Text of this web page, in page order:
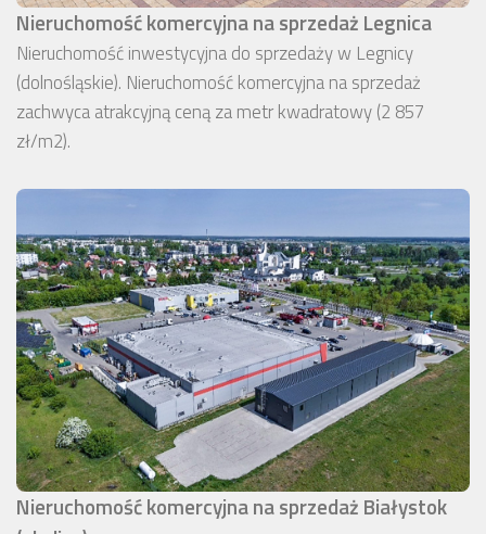
Nieruchomość komercyjna na sprzedaż Legnica
Nieruchomość inwestycyjna do sprzedaży w Legnicy
(dolnośląskie). Nieruchomość komercyjna na sprzedaż
zachwyca atrakcyjną ceną za metr kwadratowy (2 857
zł/m2).
Nieruchomość komercyjna na sprzedaż Białystok